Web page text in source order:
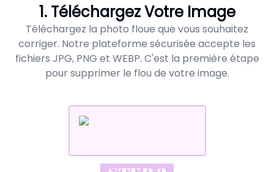
1. Téléchargez Votre Image
Téléchargez la photo floue que vous souhaitez
corriger. Notre plateforme sécurisée accepte les
fichiers JPG, PNG et WEBP. C'est la première étape
pour supprimer le flou de votre image.